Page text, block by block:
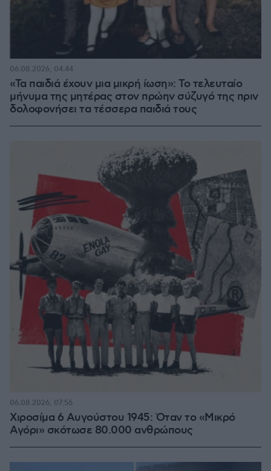
«Τα παιδιά έχουν μια μικρή ίωση»: Το τελευταίο
μήνυμα της μητέρας στον πρώην σύζυγό της πριν
δολοφονήσει τα τέσσερα παιδιά τους
06.08.2026, 04:44
Χιροσίμα 6 Αυγούστου 1945: Όταν το «Μικρό
Αγόρι» σκότωσε 80.000 ανθρώπους
06.08.2026, 07:56